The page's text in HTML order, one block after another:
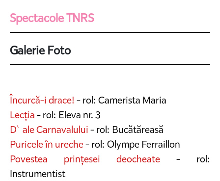
Spectacole TNRS
Galerie Foto
Încurcă-i drace! - rol: Camerista Maria
Lecția- rol: Eleva nr. 3
D`ale Carnavalului- rol: Bucătăreasă
Puricele în ureche- rol: Olympe Ferraillon
Povestea prințesei deocheate - rol:
Instrumentist